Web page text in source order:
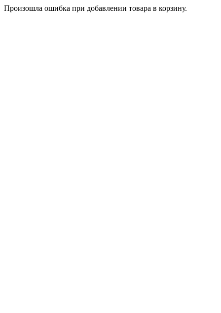
Произошла ошибка при добавлении товара в корзину.